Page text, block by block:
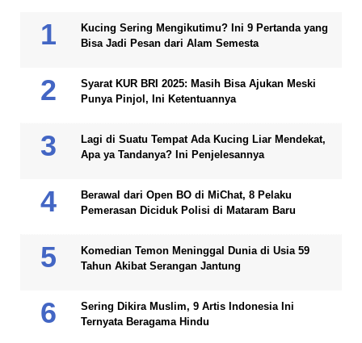
Kucing Sering Mengikutimu? Ini 9 Pertanda yang
Bisa Jadi Pesan dari Alam Semesta
Syarat KUR BRI 2025: Masih Bisa Ajukan Meski
Punya Pinjol, Ini Ketentuannya
Lagi di Suatu Tempat Ada Kucing Liar Mendekat,
Apa ya Tandanya? Ini Penjelesannya
Berawal dari Open BO di MiChat, 8 Pelaku
Pemerasan Diciduk Polisi di Mataram Baru
Komedian Temon Meninggal Dunia di Usia 59
Tahun Akibat Serangan Jantung
Sering Dikira Muslim, 9 Artis Indonesia Ini
Ternyata Beragama Hindu